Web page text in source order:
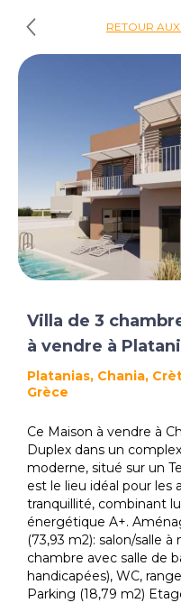
RETOUR
Villa de 3
à vendre à
Platanias, Chania,
Grèce
Ce Maison à vendre à
Duplex dans un
moderne, situé sur un
est le lieu idéal pour les
tranquillité, combinant
énergétique A+.
(73,93 m2): salon/salle
chambre avec salle de
handicapées), WC,
Parking (18,79 m2)